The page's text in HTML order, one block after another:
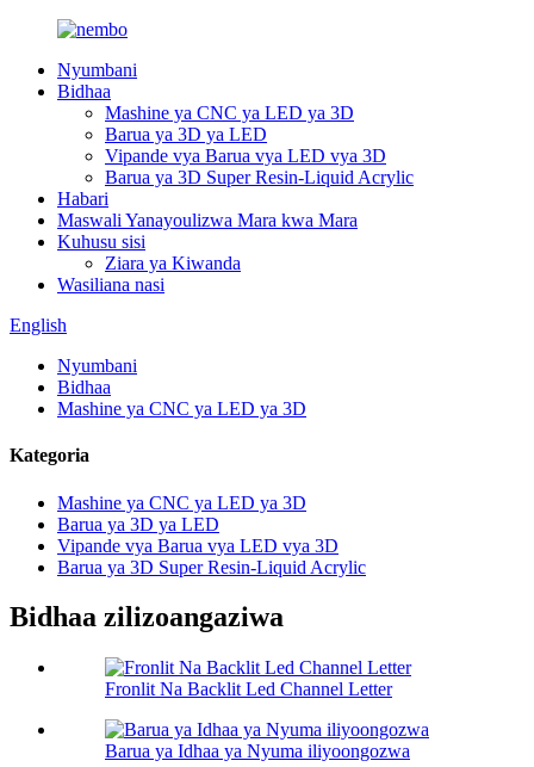
Nyumbani
Bidhaa
Mashine ya CNC ya LED ya 3D
Barua ya 3D ya LED
Vipande vya Barua vya LED vya 3D
Barua ya 3D Super Resin-Liquid Acrylic
Habari
Maswali Yanayoulizwa Mara kwa Mara
Kuhusu sisi
Ziara ya Kiwanda
Wasiliana nasi
English
Nyumbani
Bidhaa
Mashine ya CNC ya LED ya 3D
Kategoria
Mashine ya CNC ya LED ya 3D
Barua ya 3D ya LED
Vipande vya Barua vya LED vya 3D
Barua ya 3D Super Resin-Liquid Acrylic
Bidhaa zilizoangaziwa
Fronlit Na Backlit Led Channel Letter
Barua ya Idhaa ya Nyuma iliyoongozwa